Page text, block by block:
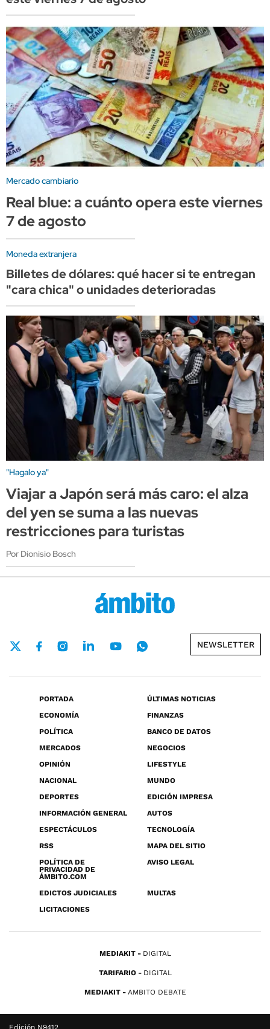
Mercado cambiario
Real blue: a cuánto opera este viernes
7 de agosto
Moneda extranjera
Billetes de dólares: qué hacer si te entregan
"cara chica" o unidades deterioradas
"Hagalo ya"
Viajar a Japón será más caro: el alza
del yen se suma a las nuevas
restricciones para turistas
Por Dionisio Bosch
NEWSLETTER
PORTADA
ÚLTIMAS NOTICIAS
ECONOMÍA
FINANZAS
POLÍTICA
BANCO DE DATOS
MERCADOS
NEGOCIOS
OPINIÓN
LIFESTYLE
NACIONAL
MUNDO
DEPORTES
EDICIÓN IMPRESA
INFORMACIÓN GENERAL
AUTOS
ESPECTÁCULOS
TECNOLOGÍA
RSS
MAPA DEL SITIO
POLÍTICA DE
PRIVACIDAD DE
ÁMBITO.COM
AVISO LEGAL
EDICTOS JUDICIALES
MULTAS
LICITACIONES
MEDIAKIT DIGITAL
TARIFARIO DIGITAL
MEDIAKIT AMBITO DEBATE